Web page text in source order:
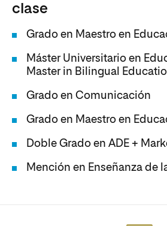
clase
Grado en Maestro en
Máster Universitario en
Master in Bilingual
Grado en Comunicación
Grado en Maestro en
Doble Grado en ADE +
Mención en Enseñanza de